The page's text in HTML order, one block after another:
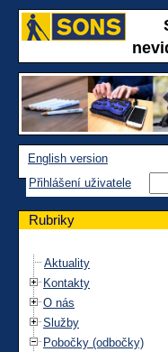
English version
Přihlášení uživatele
Rubriky
Aktuality
Kontakty
O nás
Služby
Pobočky (odbočky)